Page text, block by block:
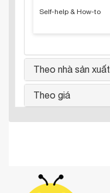
Self-help & How-to
Theo nhà sản xuất
Theo giá